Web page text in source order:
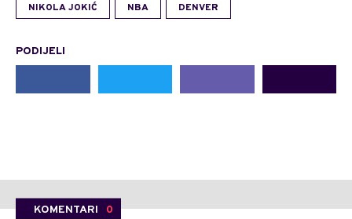
NIKOLA JOKIĆ NBA DENVER
PODIJELI
KOMENTARI 0